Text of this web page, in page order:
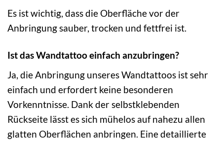
Es ist wichtig, dass die Oberfläche vor der
Anbringung sauber, trocken und fettfrei ist.
Ist das Wandtattoo einfach anzubringen?
Ja, die Anbringung unseres Wandtattoos ist sehr
einfach und erfordert keine besonderen
Vorkenntnisse. Dank der selbstklebenden
Rückseite lässt es sich mühelos auf nahezu allen
glatten Oberflächen anbringen. Eine detaillierte